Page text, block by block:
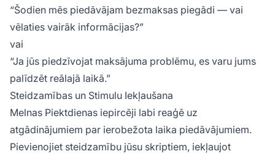
“Šodien mēs piedāvājam bezmaksas piegādi — vai
vēlaties vairāk informācijas?”
vai
“Ja jūs piedzīvojat maksājuma problēmu, es varu jums
palīdzēt reālajā laikā.”
Steidzamības un Stimulu Iekļaušana
Melnas Piektdienas iepircēji labi reaģē uz
atgādinājumiem par ierobežota laika piedāvājumiem.
Pievienojiet steidzamību jūsu skriptiem, iekļaujot